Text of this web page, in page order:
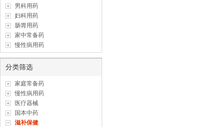
男科用药
妇科用药
肠胃用药
家中常备药
慢性病用药
分类筛选
家庭常备药
慢性病用药
医疗器械
国本中药
滋补保健